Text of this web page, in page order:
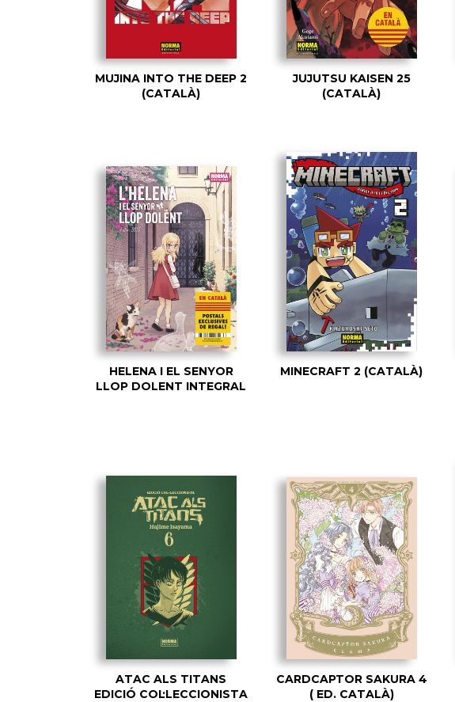
MUJINA INTO THE DEEP 2
(CATALÀ)
JUJUTSU KAISEN 25
(CATALÀ)
HELENA I EL SENYOR
LLOP DOLENT INTEGRAL
MINECRAFT 2 (CATALÀ)
ATAC ALS TITANS
EDICIÓ COL·LECCIONISTA
CARDCAPTOR SAKURA 4
( ED. CATALÀ)